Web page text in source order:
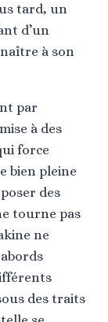
tard, un
d’un
à son
par
à des
force
bien pleine
des
tourne pas
ne
des traits